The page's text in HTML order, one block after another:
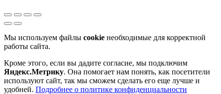
Мы используем файлы cookie необходимые для корректной
работы сайта.
Кроме этого, если вы дадите согласие, мы подключим
Яндекс.Метрику. Она помогает нам понять, как посетители
используют сайт, так мы сможем сделать его еще лучше и
удобней. Подробнее о политике конфиденциальности